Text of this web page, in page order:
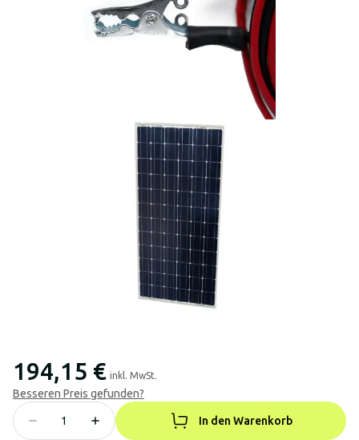
194,15 € inkl. MwSt.
Besseren Preis gefunden?
In den Warenkorb